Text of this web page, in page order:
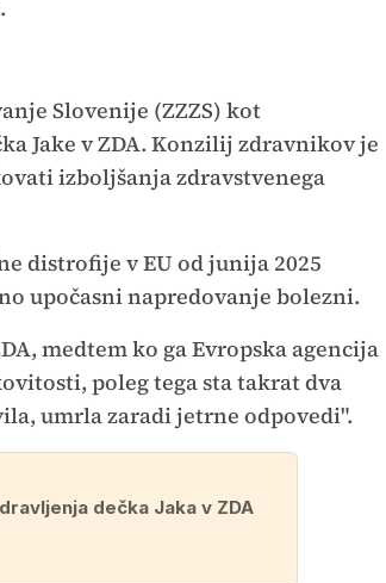
Slovenije (ZZZS) kot
Jake v ZDA. Konzilij zdravnikov je
izboljšanja zdravstvenega
distrofije v EU od junija 2025
upočasni napredovanje bolezni.
medtem ko ga Evropska agencija
poleg tega sta takrat dva
umrla zaradi jetrne odpovedi".
dečka Jaka v ZDA